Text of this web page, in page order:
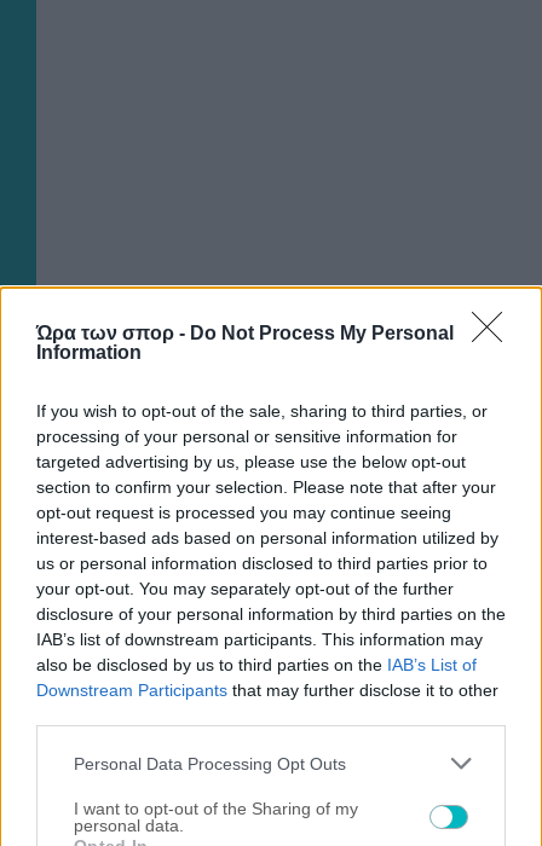
Ώρα των σπορ - Do Not Process My Personal
Information
If you wish to opt-out of the sale, sharing to third parties, or
processing of your personal or sensitive information for
targeted advertising by us, please use the below opt-out
section to confirm your selection. Please note that after your
opt-out request is processed you may continue seeing
interest-based ads based on personal information utilized by
us or personal information disclosed to third parties prior to
your opt-out. You may separately opt-out of the further
disclosure of your personal information by third parties on the
IAB’s list of downstream participants. This information may
also be disclosed by us to third parties on the IAB’s List of
Downstream Participants that may further disclose it to other
Please note that this website/app uses one or more Google
not limited to your visit or usage behaviour. You may click to
grant or deny consent to Google and its third-party tags to
Personal Data Processing Opt Outs
I want to opt-out of the Sharing of my
personal data.
ΠΟΔΟΣΦΑΙΡΟ ΑΕΚ
Η πρώτη βόλτα στο Μάγερ στην «Αγιά-Σοφιά»!
(VIDEO)